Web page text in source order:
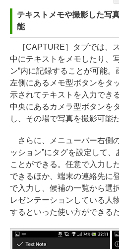
テキストメモや撮影した写
能
［CAPTURE］タブでは、
中にテキストをメモしたり、
ン”内に記録することが可能
左側にあるメモ型ボタンをタ
示されてテキストを入力でき
中央にあるカメラ型ボタンを
し、その場で写真を撮影可能だ
さらに、メニューバー右側
ッション”にタグを設定して
ことができる。任意で入力し
できるほか、端末の連絡先に
で入力し、候補の一覧から選
レゼンテーションしている人
するといった使い方ができる